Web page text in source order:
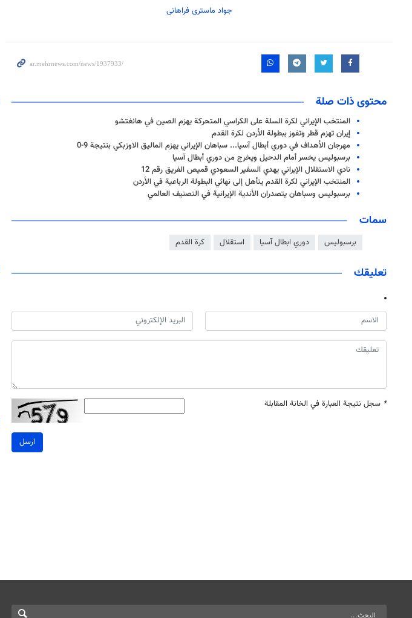
جواد ماستری فراهانی
محتوى ذات صلة
المنتخب الإيراني لكرة السلة على الكراسي المتحركة يهزم الصين في هانغتشو
إيران تهزم قطر وتفوز ببطولة الأردن لكرة القدم
مهرجان الأهداف في دوري أبطال آسيا... سباهان الإيراني يهزم الماليق الاوزبكي بنتيجة 9-0
برسبوليس يخسر أمام الدحيل ويخرج من دوري أبطال آسيا
نادي الاستقلال الإيراني يهدي السفير السعودي قميص الفريق رقم 12
المنتخب الإيراني لكرة القدم يتأهل إلى نهائي البطولة الرباعية في الأردن
برسبوليس وسباهان يتصدران الأندية الإيرانية في التصنيف العالمي
سمات
برسبوليس دوري ابطال آسيا استقلال كرة القدم
تعليقك
* سجل نتيجة العبارة في الخانة المقابلة
ارسل